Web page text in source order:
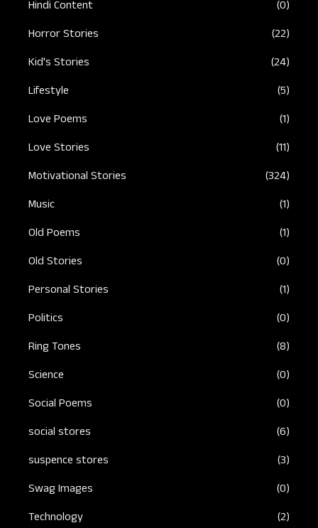
Hindi Content
(0)
Horror Stories
(22)
Kid's Stories
(24)
Lifestyle
(5)
Love Poems
(1)
Love Stories
(11)
Motivational Stories
(324)
Music
(1)
Old Poems
(1)
Old Stories
(0)
Personal Stories
(1)
Politics
(0)
Ring Tones
(8)
Science
(0)
Social Poems
(0)
social stores
(6)
suspence stores
(3)
Swag Images
(0)
Technology
(2)